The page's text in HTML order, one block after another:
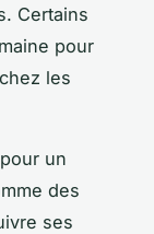
Certains
pour
les
un
des
ses